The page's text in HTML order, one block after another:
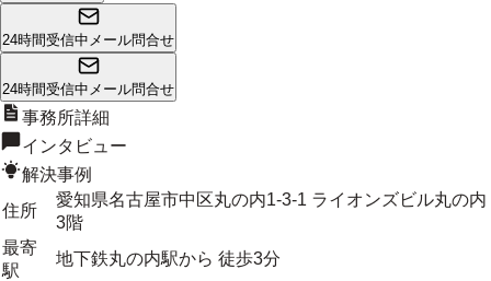
24時間受信中 メール問合せ
24時間受信中 メール問合せ
事務所詳細
インタビュー
解決事例
住所
愛知県名古屋市中区丸の内1-3-1 ライオンズビル丸の内
3階
最寄
駅
地下鉄丸の内駅から 徒歩3分